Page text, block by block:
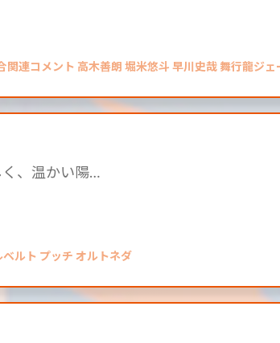
関連コメント 高木善朗 堀米悠斗 早川史哉 舞行龍ジ
く、温かい陽…
ルト プッチ オルトネダ